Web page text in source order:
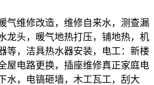
气维修改造，维修自来水，测查漏
龙头，暖气地热打压，铺地热，机
等，洁具热水器安装，电工：新楼
屋电路更换，插座维修真正家庭电
水，电镐砸墙，木工瓦工，刮大